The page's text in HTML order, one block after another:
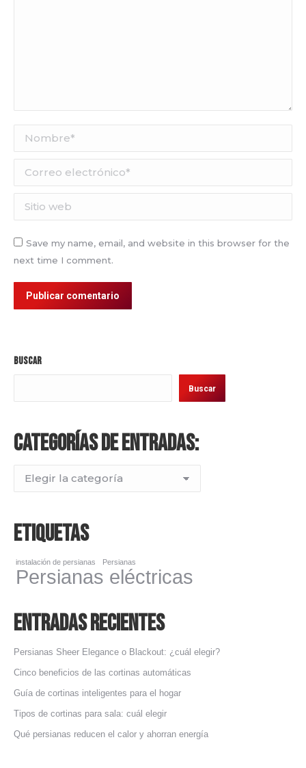
Nombre *
Correo electrónico *
Sitio web
Save my name, email, and website in this browser for the
next time I comment.
Publicar comentario
Buscar
Buscar
Categorías de entradas:
Etiquetas
instalación de persianas Persianas
Persianas eléctricas
Entradas Recientes
Persianas Sheer Elegance o Blackout: ¿cuál elegir?
Cinco beneficios de las cortinas automáticas
Guía de cortinas inteligentes para el hogar
Tipos de cortinas para sala: cuál elegir
Qué persianas reducen el calor y ahorran energía